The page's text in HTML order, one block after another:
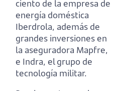
ciento de la empresa de
energía doméstica
Iberdrola, además de
grandes inversiones en
la aseguradora Mapfre,
e Indra, el grupo de
tecnología militar.